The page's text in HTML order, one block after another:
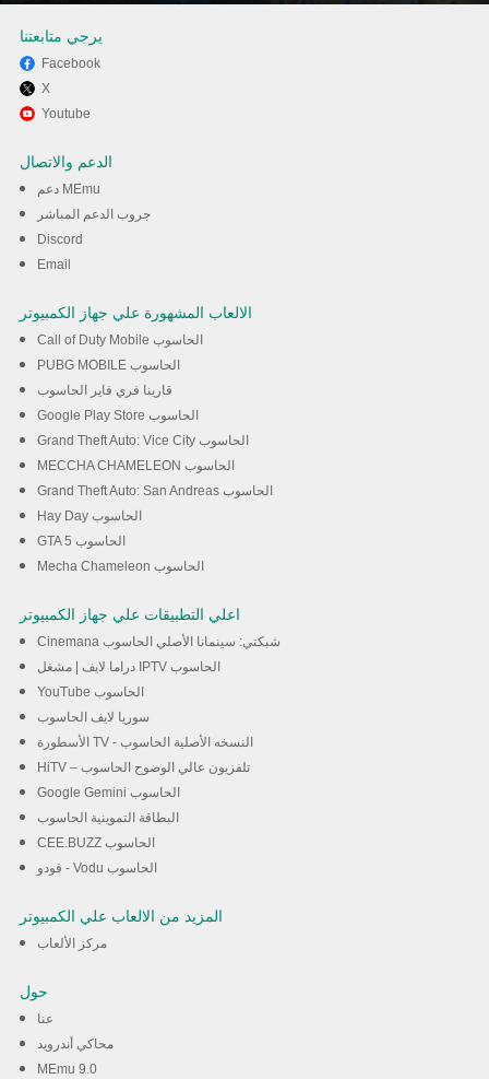
استمتع بلعب *** على الكمبيوتر PK
يرجي متابعتنا
Facebook
X
Youtube
الدعم والاتصال
دعم MEmu
جروب الدعم المباشر
Discord
Email
الالعاب المشهورة علي جهاز الكمبيوتر
Call of Duty Mobile الحاسوب
PUBG MOBILE الحاسوب
قارينا فري فاير الحاسوب
Google Play Store الحاسوب
Grand Theft Auto: Vice City الحاسوب
MECCHA CHAMELEON الحاسوب
Grand Theft Auto: San Andreas الحاسوب
Hay Day الحاسوب
GTA 5 الحاسوب
Mecha Chameleon الحاسوب
اعلي التطبيقات علي جهاز الكمبيوتر
Cinemana شبكتي: سينمانا الأصلي الحاسوب
دراما لايف | مشغل IPTV الحاسوب
YouTube الحاسوب
سوريا لايف الحاسوب
الأسطورة TV - النسخه الأصلية الحاسوب
HiTV – تلفزيون عالي الوضوح الحاسوب
Google Gemini الحاسوب
البطاقة التموينية الحاسوب
CEE.BUZZ الحاسوب
فودو - Vodu الحاسوب
المزيد من الالعاب علي الكمبيوتر
مركز الألعاب
حول
عنا
محاكي أندرويد
MEmu 9.0